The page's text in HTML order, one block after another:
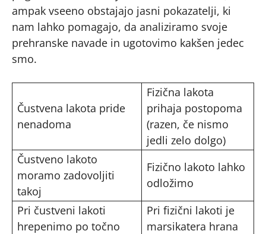
ampak vseeno obstajajo jasni pokazatelji, ki
nam lahko pomagajo, da analiziramo svoje
prehranske navade in ugotovimo kakšen jedec
smo.
Čustvena lakota pride
nenadoma
Fizična lakota
prihaja postopoma
(razen, če nismo
jedli zelo dolgo)
Čustveno lakoto
moramo zadovoljiti
takoj
Fizično lakoto lahko
odložimo
Pri čustveni lakoti
hrepenimo po točno
Pri fizični lakoti je
marsikatera hrana